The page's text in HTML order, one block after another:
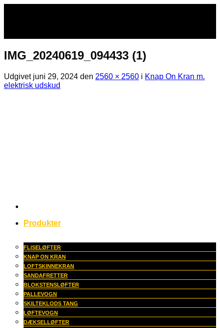
Produkter
FLISELØFTER
KNAP ON KRAN
LOFTSKINNEKRAN
SANDAFRETTER
BLOKSTENSLØFTER
PALLEVOGN
SKILTEKLODS TANG
LØFTEVOGN
DÆKSELLØFTER
IMG_20240619_094433 (1)
Udgivet juni 29, 2024 den 2560 × 2560 i Knap On Kran m.
elektrisk udskud